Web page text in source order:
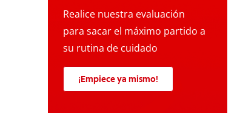
Realice nuestra evaluación
para sacar el máximo partido a
su rutina de cuidado
¡Empiece ya mismo!